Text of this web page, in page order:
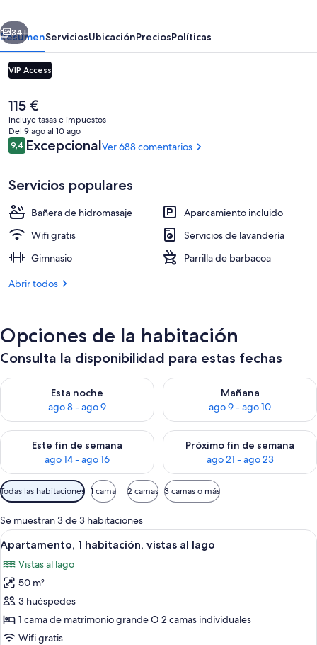
Siguiente
34+
ResumenServiciosUbicaciónPreciosPolíticas
VIP Access
El
precio
actual
es
de
115 €
incluye tasas e impuestos
Del 9 ago al 10 ago
Comentarios
9,49,4 de 10
ExcepcionalVer 688 comentarios
Servicios populares
Bañera de hidromasaje
Aparcamiento incluido
Wifi gratis
Servicios de lavandería
Gimnasio
Parrilla de barbacoa
Abrir todos
Opciones de la habitación
Consulta la disponibilidad para estas fechas
Esta noche
ago 8 - ago 9
Consulta la disponibilidad para esta noche, ago 8 - ago 9
Mañana
ago 9 - ago 10
Consulta la disponibilidad
Este fin de semana
ago 14 - ago 16
Consulta la disponibilidad para este fin de semana, ago 14 -
Próximo fin de semana
ago 21 - ago 23
Consulta la disponibilidad
Filtros
disponibles
para
las
habitaciones
Todas las habitaciones 1 cama 2 camas 3 camas o más
Se muestran 3 de 3 habitaciones
Abrir
todas
las
fotos
de
Apartamento,
1
Un balcón con mesa y sillas que da
11
Apartamento, 1 habitación, vistas al lago
Vistas al lago
50 m²
3 huéspedes
1 cama de matrimonio grande O 2 camas individuales
Wifi gratis